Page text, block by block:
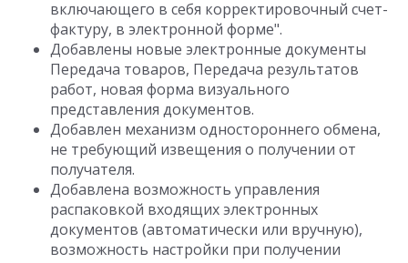
включающего в себя корректировочный счет-
фактуру, в электронной форме".
Добавлены новые электронные документы
Передача товаров, Передача результатов
работ, новая форма визуального
представления документов.
Добавлен механизм одностороннего обмена,
не требующий извещения о получении от
получателя.
Добавлена возможность управления
распаковкой входящих электронных
документов (автоматически или вручную),
возможность настройки при получении